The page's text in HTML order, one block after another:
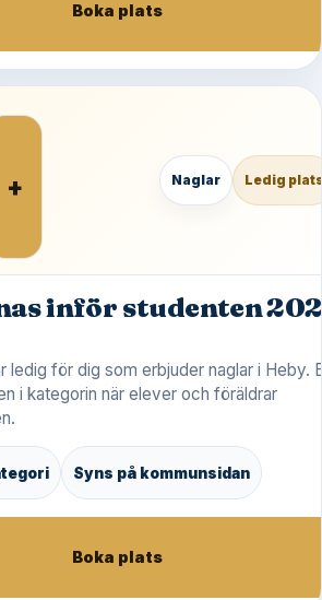
Boka plats
+ Naglar Ledig
inför studenten
ledig för dig som erbjuder naglar i Heby.
i kategorin när elever och föräldrar
Syns på kommunsidan
Boka plats